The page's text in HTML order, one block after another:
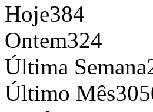
Hoje384
Ontem324
Última Semana
Último Mês